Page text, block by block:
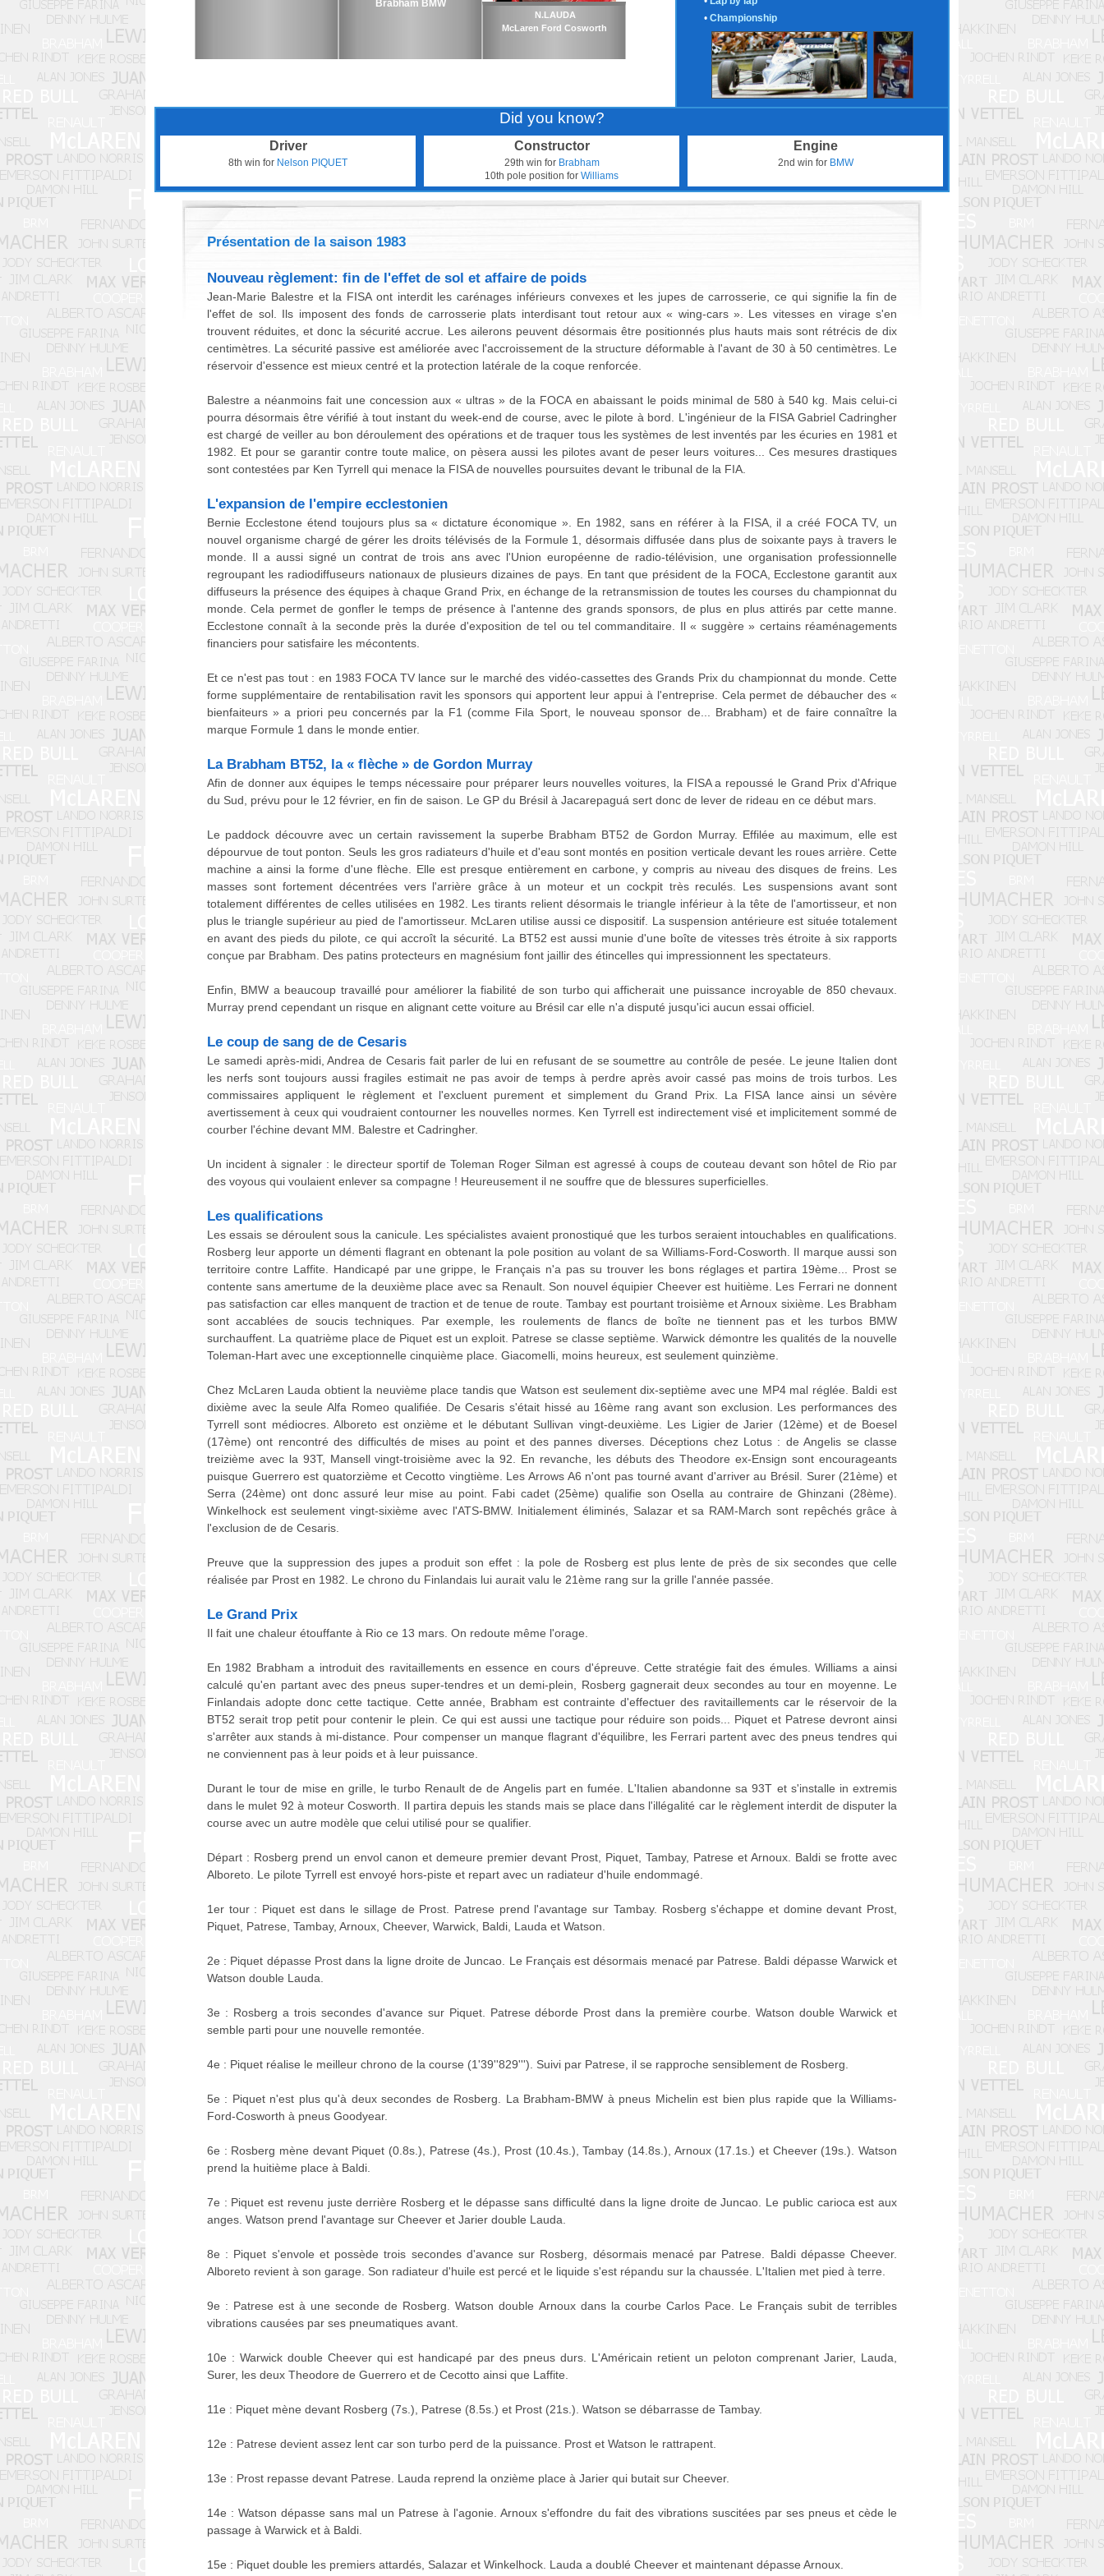
Brabham BMW
N.LAUDA
McLaren Ford Cosworth
• Championship
Did you know?
Driver
8th win for Nelson PIQUET
Constructor
29th win for Brabham
10th pole position for Williams
Engine
2nd win for BMW
Présentation de la saison 1983
Nouveau règlement: fin de l'effet de sol et affaire de poids
Jean-Marie Balestre et la FISA ont interdit les carénages inférieurs convexes et les jupes de carrosserie, ce qui signifie la fin de
l'effet de sol. Ils imposent des fonds de carrosserie plats interdisant tout retour aux « wing-cars ». Les vitesses en virage s'en
trouvent réduites, et donc la sécurité accrue. Les ailerons peuvent désormais être positionnés plus hauts mais sont rétrécis de dix
centimètres. La sécurité passive est améliorée avec l'accroissement de la structure déformable à l'avant de 30 à 50 centimètres. Le
réservoir d'essence est mieux centré et la protection latérale de la coque renforcée.
Balestre a néanmoins fait une concession aux « ultras » de la FOCA en abaissant le poids minimal de 580 à 540 kg. Mais celui-ci
pourra désormais être vérifié à tout instant du week-end de course, avec le pilote à bord. L'ingénieur de la FISA Gabriel Cadringher
est chargé de veiller au bon déroulement des opérations et de traquer tous les systèmes de lest inventés par les écuries en 1981 et
1982. Et pour se garantir contre toute malice, on pèsera aussi les pilotes avant de peser leurs voitures... Ces mesures drastiques
sont contestées par Ken Tyrrell qui menace la FISA de nouvelles poursuites devant le tribunal de la FIA.
L'expansion de l'empire ecclestonien
Bernie Ecclestone étend toujours plus sa « dictature économique ». En 1982, sans en référer à la FISA, il a créé FOCA TV, un
nouvel organisme chargé de gérer les droits télévisés de la Formule 1, désormais diffusée dans plus de soixante pays à travers le
monde. Il a aussi signé un contrat de trois ans avec l'Union européenne de radio-télévision, une organisation professionnelle
regroupant les radiodiffuseurs nationaux de plusieurs dizaines de pays. En tant que président de la FOCA, Ecclestone garantit aux
diffuseurs la présence des équipes à chaque Grand Prix, en échange de la retransmission de toutes les courses du championnat du
monde. Cela permet de gonfler le temps de présence à l'antenne des grands sponsors, de plus en plus attirés par cette manne.
Ecclestone connaît à la seconde près la durée d'exposition de tel ou tel commanditaire. Il « suggère » certains réaménagements
financiers pour satisfaire les mécontents.
Et ce n'est pas tout : en 1983 FOCA TV lance sur le marché des vidéo-cassettes des Grands Prix du championnat du monde. Cette
forme supplémentaire de rentabilisation ravit les sponsors qui apportent leur appui à l'entreprise. Cela permet de débaucher des «
bienfaiteurs » a priori peu concernés par la F1 (comme Fila Sport, le nouveau sponsor de... Brabham) et de faire connaître la
marque Formule 1 dans le monde entier.
La Brabham BT52, la « flèche » de Gordon Murray
Afin de donner aux équipes le temps nécessaire pour préparer leurs nouvelles voitures, la FISA a repoussé le Grand Prix d'Afrique
du Sud, prévu pour le 12 février, en fin de saison. Le GP du Brésil à Jacarepaguá sert donc de lever de rideau en ce début mars.
Le paddock découvre avec un certain ravissement la superbe Brabham BT52 de Gordon Murray. Effilée au maximum, elle est
dépourvue de tout ponton. Seuls les gros radiateurs d'huile et d'eau sont montés en position verticale devant les roues arrière. Cette
machine a ainsi la forme d'une flèche. Elle est presque entièrement en carbone, y compris au niveau des disques de freins. Les
masses sont fortement décentrées vers l'arrière grâce à un moteur et un cockpit très reculés. Les suspensions avant sont
totalement différentes de celles utilisées en 1982. Les tirants relient désormais le triangle inférieur à la tête de l'amortisseur, et non
plus le triangle supérieur au pied de l'amortisseur. McLaren utilise aussi ce dispositif. La suspension antérieure est située totalement
en avant des pieds du pilote, ce qui accroît la sécurité. La BT52 est aussi munie d'une boîte de vitesses très étroite à six rapports
conçue par Brabham. Des patins protecteurs en magnésium font jaillir des étincelles qui impressionnent les spectateurs.
Enfin, BMW a beaucoup travaillé pour améliorer la fiabilité de son turbo qui afficherait une puissance incroyable de 850 chevaux.
Murray prend cependant un risque en alignant cette voiture au Brésil car elle n'a disputé jusqu'ici aucun essai officiel.
Le coup de sang de de Cesaris
Le samedi après-midi, Andrea de Cesaris fait parler de lui en refusant de se soumettre au contrôle de pesée. Le jeune Italien dont
les nerfs sont toujours aussi fragiles estimait ne pas avoir de temps à perdre après avoir cassé pas moins de trois turbos. Les
commissaires appliquent le règlement et l'excluent purement et simplement du Grand Prix. La FISA lance ainsi un sévère
avertissement à ceux qui voudraient contourner les nouvelles normes. Ken Tyrrell est indirectement visé et implicitement sommé de
courber l'échine devant MM. Balestre et Cadringher.
Un incident à signaler : le directeur sportif de Toleman Roger Silman est agressé à coups de couteau devant son hôtel de Rio par
des voyous qui voulaient enlever sa compagne ! Heureusement il ne souffre que de blessures superficielles.
Les qualifications
Les essais se déroulent sous la canicule. Les spécialistes avaient pronostiqué que les turbos seraient intouchables en qualifications.
Rosberg leur apporte un démenti flagrant en obtenant la pole position au volant de sa Williams-Ford-Cosworth. Il marque aussi son
territoire contre Laffite. Handicapé par une grippe, le Français n'a pas su trouver les bons réglages et partira 19ème... Prost se
contente sans amertume de la deuxième place avec sa Renault. Son nouvel équipier Cheever est huitième. Les Ferrari ne donnent
pas satisfaction car elles manquent de traction et de tenue de route. Tambay est pourtant troisième et Arnoux sixième. Les Brabham
sont accablées de soucis techniques. Par exemple, les roulements de flancs de boîte ne tiennent pas et les turbos BMW
surchauffent. La quatrième place de Piquet est un exploit. Patrese se classe septième. Warwick démontre les qualités de la nouvelle
Toleman-Hart avec une exceptionnelle cinquième place. Giacomelli, moins heureux, est seulement quinzième.
Chez McLaren Lauda obtient la neuvième place tandis que Watson est seulement dix-septième avec une MP4 mal réglée. Baldi est
dixième avec la seule Alfa Romeo qualifiée. De Cesaris s'était hissé au 16ème rang avant son exclusion. Les performances des
Tyrrell sont médiocres. Alboreto est onzième et le débutant Sullivan vingt-deuxième. Les Ligier de Jarier (12ème) et de Boesel
(17ème) ont rencontré des difficultés de mises au point et des pannes diverses. Déceptions chez Lotus : de Angelis se classe
treizième avec la 93T, Mansell vingt-troisième avec la 92. En revanche, les débuts des Theodore ex-Ensign sont encourageants
puisque Guerrero est quatorzième et Cecotto vingtième. Les Arrows A6 n'ont pas tourné avant d'arriver au Brésil. Surer (21ème) et
Serra (24ème) ont donc assuré leur mise au point. Fabi cadet (25ème) qualifie son Osella au contraire de Ghinzani (28ème).
Winkelhock est seulement vingt-sixième avec l'ATS-BMW. Initialement éliminés, Salazar et sa RAM-March sont repêchés grâce à
l'exclusion de de Cesaris.
Preuve que la suppression des jupes a produit son effet : la pole de Rosberg est plus lente de près de six secondes que celle
réalisée par Prost en 1982. Le chrono du Finlandais lui aurait valu le 21ème rang sur la grille l'année passée.
Le Grand Prix
Il fait une chaleur étouffante à Rio ce 13 mars. On redoute même l'orage.
En 1982 Brabham a introduit des ravitaillements en essence en cours d'épreuve. Cette stratégie fait des émules. Williams a ainsi
calculé qu'en partant avec des pneus super-tendres et un demi-plein, Rosberg gagnerait deux secondes au tour en moyenne. Le
Finlandais adopte donc cette tactique. Cette année, Brabham est contrainte d'effectuer des ravitaillements car le réservoir de la
BT52 serait trop petit pour contenir le plein. Ce qui est aussi une tactique pour réduire son poids... Piquet et Patrese devront ainsi
s'arrêter aux stands à mi-distance. Pour compenser un manque flagrant d'équilibre, les Ferrari partent avec des pneus tendres qui
ne conviennent pas à leur poids et à leur puissance.
Durant le tour de mise en grille, le turbo Renault de de Angelis part en fumée. L'Italien abandonne sa 93T et s'installe in extremis
dans le mulet 92 à moteur Cosworth. Il partira depuis les stands mais se place dans l'illégalité car le règlement interdit de disputer la
course avec un autre modèle que celui utilisé pour se qualifier.
Départ : Rosberg prend un envol canon et demeure premier devant Prost, Piquet, Tambay, Patrese et Arnoux. Baldi se frotte avec
Alboreto. Le pilote Tyrrell est envoyé hors-piste et repart avec un radiateur d'huile endommagé.
1er tour : Piquet est dans le sillage de Prost. Patrese prend l'avantage sur Tambay. Rosberg s'échappe et domine devant Prost,
Piquet, Patrese, Tambay, Arnoux, Cheever, Warwick, Baldi, Lauda et Watson.
2e : Piquet dépasse Prost dans la ligne droite de Juncao. Le Français est désormais menacé par Patrese. Baldi dépasse Warwick et
Watson double Lauda.
3e : Rosberg a trois secondes d'avance sur Piquet. Patrese déborde Prost dans la première courbe. Watson double Warwick et
semble parti pour une nouvelle remontée.
4e : Piquet réalise le meilleur chrono de la course (1'39''829'''). Suivi par Patrese, il se rapproche sensiblement de Rosberg.
5e : Piquet n'est plus qu'à deux secondes de Rosberg. La Brabham-BMW à pneus Michelin est bien plus rapide que la Williams-
Ford-Cosworth à pneus Goodyear.
6e : Rosberg mène devant Piquet (0.8s.), Patrese (4s.), Prost (10.4s.), Tambay (14.8s.), Arnoux (17.1s.) et Cheever (19s.). Watson
prend la huitième place à Baldi.
7e : Piquet est revenu juste derrière Rosberg et le dépasse sans difficulté dans la ligne droite de Juncao. Le public carioca est aux
anges. Watson prend l'avantage sur Cheever et Jarier double Lauda.
8e : Piquet s'envole et possède trois secondes d'avance sur Rosberg, désormais menacé par Patrese. Baldi dépasse Cheever.
Alboreto revient à son garage. Son radiateur d'huile est percé et le liquide s'est répandu sur la chaussée. L'Italien met pied à terre.
9e : Patrese est à une seconde de Rosberg. Watson double Arnoux dans la courbe Carlos Pace. Le Français subit de terribles
vibrations causées par ses pneumatiques avant.
10e : Warwick double Cheever qui est handicapé par des pneus durs. L'Américain retient un peloton comprenant Jarier, Lauda,
Surer, les deux Theodore de Guerrero et de Cecotto ainsi que Laffite.
11e : Piquet mène devant Rosberg (7s.), Patrese (8.5s.) et Prost (21s.). Watson se débarrasse de Tambay.
12e : Patrese devient assez lent car son turbo perd de la puissance. Prost et Watson le rattrapent.
13e : Prost repasse devant Patrese. Lauda reprend la onzième place à Jarier qui butait sur Cheever.
14e : Watson dépasse sans mal un Patrese à l'agonie. Arnoux s'effondre du fait des vibrations suscitées par ses pneus et cède le
passage à Warwick et à Baldi.
15e : Piquet double les premiers attardés, Salazar et Winkelhock. Lauda a doublé Cheever et maintenant dépasse Arnoux.